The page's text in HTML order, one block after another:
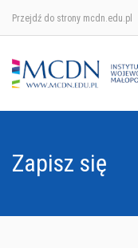
Przejdź do strony mcdn.edu.pl
Zapisz się